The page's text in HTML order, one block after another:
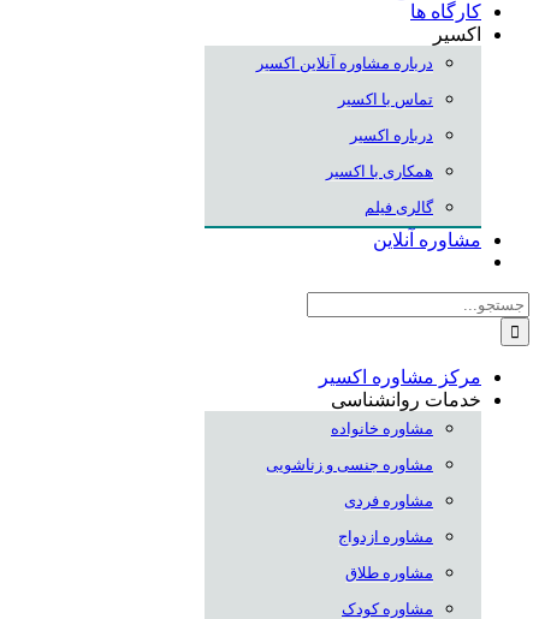
کارگاه ها
اکسیر
درباره مشاوره آنلاین اکسیر
تماس با اکسیر
درباره اکسیر
همکاری با اکسیر
گالری فیلم
مشاوره آنلاین
جستجو
برای:
مرکز مشاوره اکسیر
خدمات روانشناسی
مشاوره خانواده
مشاوره جنسی و زناشویی
مشاوره فردی
مشاوره ازدواج
مشاوره طلاق
مشاوره کودک